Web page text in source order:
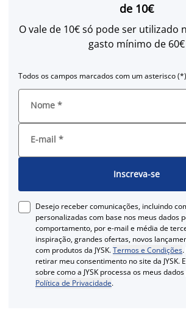
de 10€
O vale de 10€ só pode ser utilizado
gasto mínimo de 60€
Todos os campos marcados com um asterisco
Nome *
E-mail *
Inscreva-se
Desejo receber comunicações, incluindo
personalizadas com base nos meus dados
comportamento, por e-mail e média de
inspiração, grandes ofertas, novos
com produtos da JYSK.Termos e Condições
retirar meu consentimento no site da JYSK.
sobre como a JYSK processa os meus
Política de Privacidade.